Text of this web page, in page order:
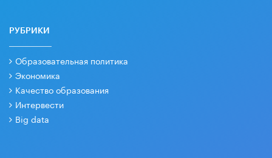
РУБРИКИ
Образовательная политика
Экономика
Качество образования
Интервести
Big data